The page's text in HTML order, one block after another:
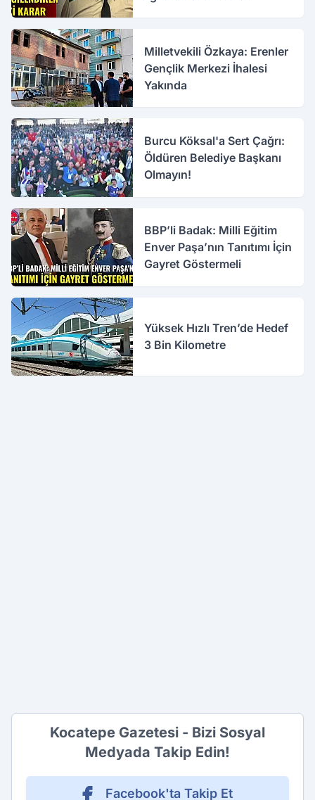
Milletvekili Özkaya: Erenler
Gençlik Merkezi İhalesi
Yakında
Burcu Köksal'a Sert Çağrı:
Öldüren Belediye Başkanı
Olmayın!
BBP’li Badak: Milli Eğitim
Enver Paşa’nın Tanıtımı İçin
Gayret Göstermeli
Yüksek Hızlı Tren’de Hedef
3 Bin Kilometre
Kocatepe Gazetesi - Bizi Sosyal
Medyada Takip Edin!
Facebook'ta Takip Et